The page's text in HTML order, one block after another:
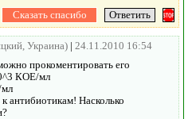
Украина) | 24.11.2010 16:54
прокоментировать его
КОЕ/мл
антибиотикам! Насколько